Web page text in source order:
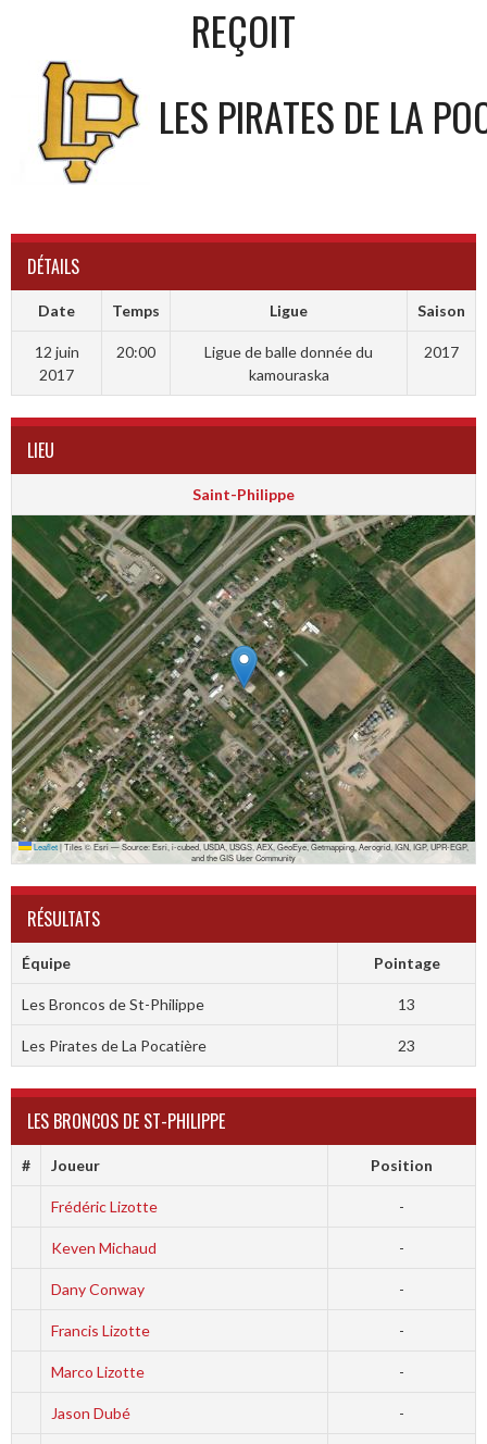
REÇOIT
LES PIRATES DE LA
DÉTAILS
Date Temps Ligue Saison
12 juin
2017
20:00
Ligue de balle donnée du
kamouraska
2017
LIEU
Saint-Philippe
Leaflet|Tiles © Esri — Source: Esri, i-cubed, USDA, USGS, AEX, GeoEye, Getmapping, Aerogrid, IGN, IGP, UPR-EGP,
and the GIS User Community
RÉSULTATS
Équipe Pointage
Les Broncos de St-Philippe 13
Les Pirates de La Pocatière 23
LES BRONCOS DE ST-PHILIPPE
# Joueur Position
Frédéric Lizotte -
Keven Michaud -
Dany Conway -
Francis Lizotte -
Marco Lizotte -
Jason Dubé -